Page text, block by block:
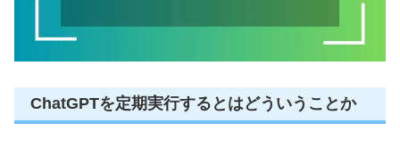
ChatGPTを定期実行するとはどういうことか